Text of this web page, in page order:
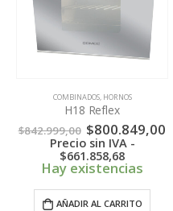
COMBINADOS, HORNOS
H18 Reflex
$842.999,00 El
precio
original
era:
$842.999,00.
$800.849,00
Precio sin IVA -
$661.858,68
Hay existencias
AÑADIR AL CARRITO